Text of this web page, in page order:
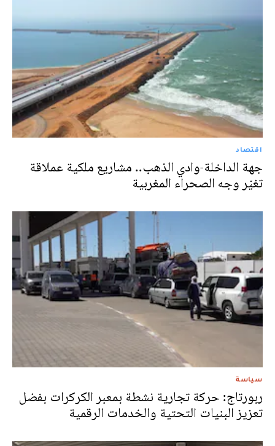
اقتصاد
جهة الداخلة-وادي الذهب.. مشاريع ملكية عملاقة
تغيّر وجه الصحراء المغربية
سياسة
ربورتاج: حركة تجارية نشطة بمعبر الكركرات بفضل
تعزيز البنيات التحتية والخدمات الرقمية